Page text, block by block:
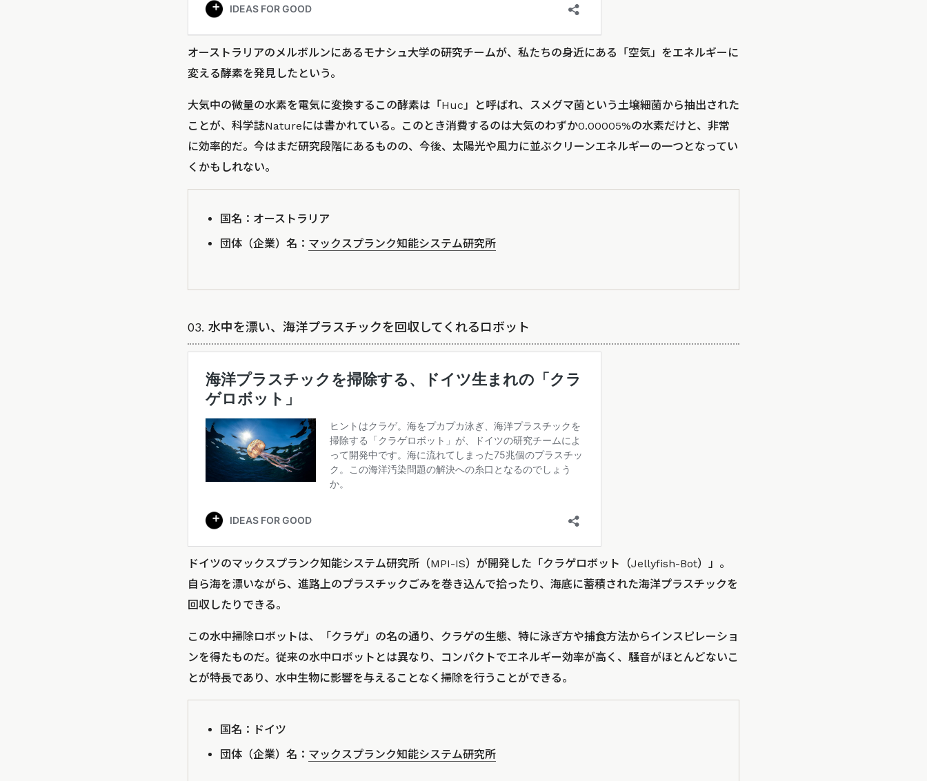
オーストラリアのメルボルンにあるモナシュ大学の研究チームが、私たちの身近にある「空気」をエネルギーに
変える酵素を発見したという。
大気中の微量の水素を電気に変換するこの酵素は「Huc」と呼ばれ、スメグマ菌という土壌細菌から抽出された
ことが、科学誌Natureには書かれている。このとき消費するのは大気のわずか0.00005%の水素だけと、非常
に効率的だ。今はまだ研究段階にあるものの、今後、太陽光や風力に並ぶクリーンエネルギーの一つとなってい
くかもしれない。
国名：オーストラリア
団体（企業）名： マックスプランク知能システム研究所
03. 水中を漂い、海洋プラスチックを回収してくれるロボット
ドイツのマックスプランク知能システム研究所（MPI-IS）が開発した「クラゲロボット（Jellyfish-Bot）」。
自ら海を漂いながら、進路上のプラスチックごみを巻き込んで拾ったり、海底に蓄積された海洋プラスチックを
回収したりできる。
この水中掃除ロボットは、「クラゲ」の名の通り、クラゲの生態、特に泳ぎ方や捕食方法からインスピレーショ
ンを得たものだ。従来の水中ロボットとは異なり、コンパクトでエネルギー効率が高く、騒音がほとんどないこ
とが特長であり、水中生物に影響を与えることなく掃除を行うことができる。
国名：ドイツ
団体（企業）名： マックスプランク知能システム研究所